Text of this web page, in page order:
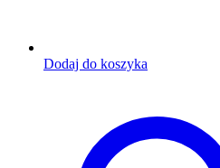
Dodaj do koszyka